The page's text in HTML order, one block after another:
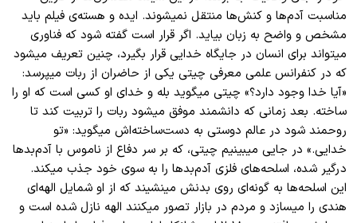
مناسبت آدمها و کنشها منتقل نمیشوند. ایده و هستهی فیلم باید
مشخص و واضح به زبان بیاید. اگر قرار است گفته شود که فناوری
میتواند برای انسان در جایگاه خدایی قرار بگیرد، چنین تعریف میشود
که در کنفرانس علمی معرفی چیتی یکی از حاضران از ربات میپرسد:
«آیا خدا وجود دارد؟» چیتی میگوید بله و خدای او کسی است که او را
ساخته. بعد زمانی که دانشمند موفق میشود ربات را تربیت کند تا
روحمند شود در عالم دوستی به دستساختهاش میگوید: «تو
خدایی.» در جایی میبینیم چیتی، که بر سر دفاع از ناموس با آدمبدها
درگیر شده، اسلحههای فلزی آدمبدها را به سوی خود جذب میکند.
این اسلحهها به گونهای روی بدنش مینشیند که از او شمایل الههای
هندی را میسازد و مردم در بازار تصور میکنند الهه نازل شده است و